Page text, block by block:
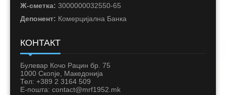
Ж-сметка: 3000000032550-65
Депонент: Комерцијална Банка
КОНТАКТ
Булевар Кочо Рацин бр. 75
1000 Скопје, Македонија
Тел: +389 2 3164 509
Е-пошта: contact@mrf1952.mk